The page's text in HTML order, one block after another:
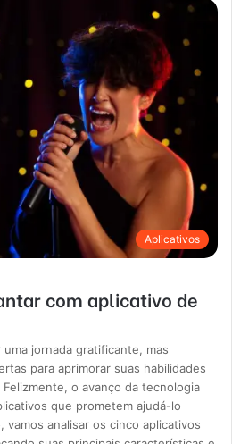
Aplicativos
com aplicativo de
jornada gratificante, mas
para aprimorar suas habilidades
o avanço da tecnologia
que prometem ajudá-lo
vamos analisar os cinco aplicativos